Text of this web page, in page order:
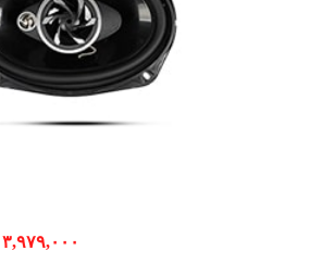
۳,۹۷۹,۰۰۰